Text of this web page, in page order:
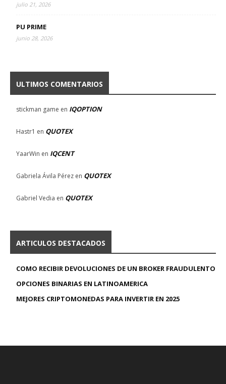
julio 21, 2026
PU PRIME
junio 28, 2026
ULTIMOS COMENTARIOS
stickman game en IQOPTION
Hastr1 en QUOTEX
YaarWin en IQCENT
Gabriela Ávila Pérez en QUOTEX
Gabriel Vedia en QUOTEX
ARTICULOS DESTACADOS
COMO RECIBIR DEVOLUCIONES DE UN BROKER FRAUDULENTO
OPCIONES BINARIAS EN LATINOAMERICA
MEJORES CRIPTOMONEDAS PARA INVERTIR EN 2025